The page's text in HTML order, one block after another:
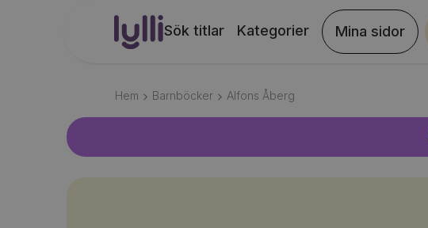
Sök titlar Kategorier Mina sidor
Hem Barnböcker Alfons Åberg